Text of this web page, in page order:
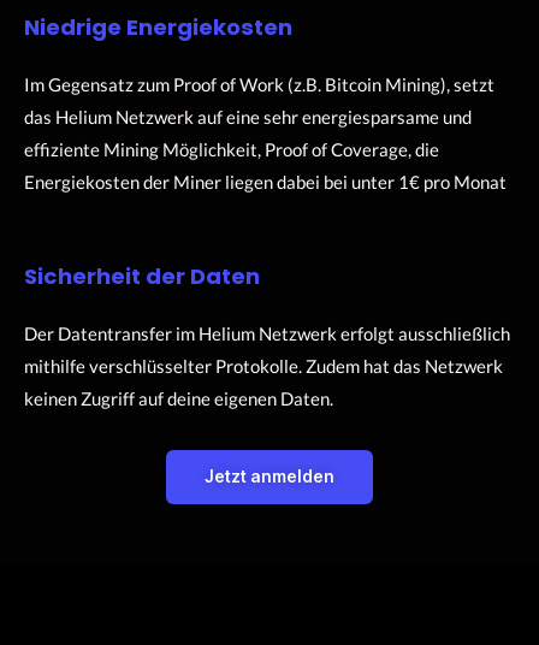
Niedrige Energiekosten
Im Gegensatz zum Proof of Work (z.B. Bitcoin Mining), setzt
das Helium Netzwerk auf eine sehr energiesparsame und
effiziente Mining Möglichkeit, Proof of Coverage, die
Energiekosten der Miner liegen dabei bei unter 1€ pro Monat
Sicherheit der Daten
Der Datentransfer im Helium Netzwerk erfolgt ausschließlich
mithilfe verschlüsselter Protokolle. Zudem hat das Netzwerk
keinen Zugriff auf deine eigenen Daten.
Jetzt anmelden